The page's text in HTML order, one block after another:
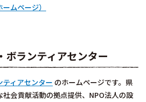
ムページ）
ボランティアセンター
ィアセンター のホームページです。県
会貢献活動の拠点提供、NPO法人の設